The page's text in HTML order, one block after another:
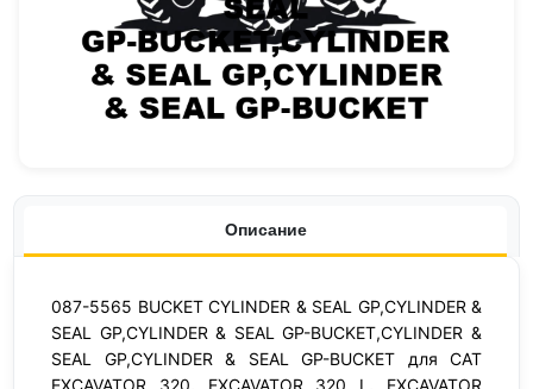
Описание
087-5565 BUCKET CYLINDER & SEAL GP,CYLINDER &
SEAL GP,CYLINDER & SEAL GP-BUCKET,CYLINDER &
SEAL GP,CYLINDER & SEAL GP-BUCKET для CAT
EXCAVATOR 320, EXCAVATOR 320 L, EXCAVATOR